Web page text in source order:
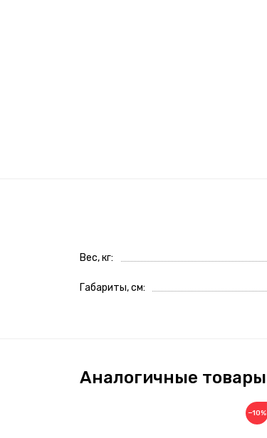
Вес, кг
Габариты, см
Аналогичные товары
−10%